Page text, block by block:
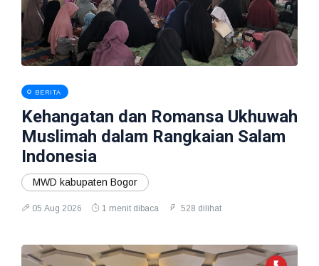
BERITA
Kehangatan dan Romansa Ukhuwah
Muslimah dalam Rangkaian Salam
Indonesia
MWD kabupaten Bogor
05 Aug 2026 1 menit dibaca 528 dilihat